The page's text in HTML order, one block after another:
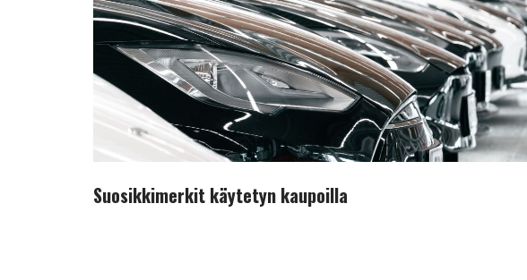
Suosikkimerkit käytetyn kaupoilla